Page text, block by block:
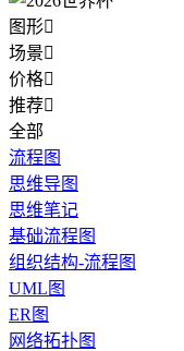
图形
场景
价格
推荐
全部
流程图
思维导图
思维笔记
基础流程图
组织结构-流程图
UML图
ER图
网络拓扑图